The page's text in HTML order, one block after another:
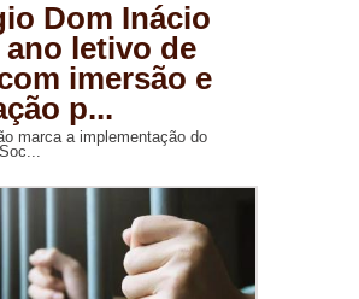
Dom Inácio
letivo de
imersão e
p...
marca a implementação do